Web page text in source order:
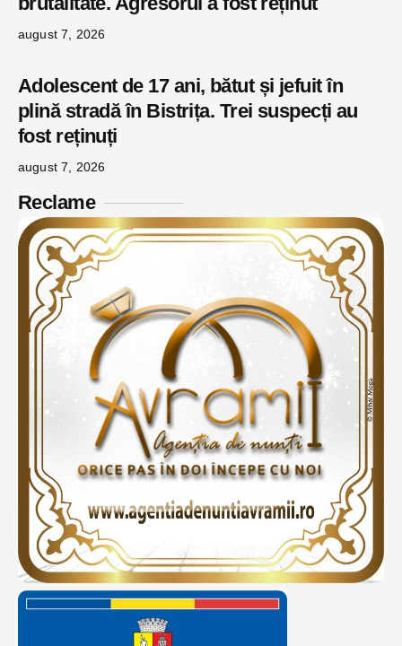
august 7, 2026
Adolescent de 17 ani, bătut și jefuit în
plină stradă în Bistrița. Trei suspecți au
fost reținuți
august 7, 2026
Reclame